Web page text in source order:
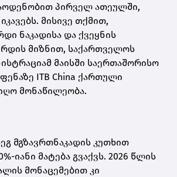
პირველ ათეულში,
მისივე თქმით,
ნაკადისა და ქვეყნის
მიზნით, საქართველოს
მაისში საერთაშორისო
ITB China ქართული
მონაწილეობა.
მგზავრთნაკადის კუთხით
იანი მატება გვაქვს. 2026 წლის
მონაცემებით კი